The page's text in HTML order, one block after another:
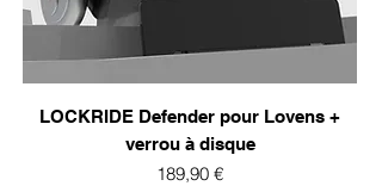
LOCKRIDE Defender pour Lovens +
verrou à disque
Prix
189,90 €